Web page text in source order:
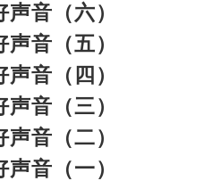
音（六）
音（五）
音（四）
音（三）
音（二）
音（一）